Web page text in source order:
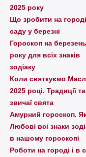
2025 року
Що зробити на
саду у березні
Гороскоп на
року для всіх знаків
зодіаку
Коли святкуємо
2025 році. Традиції та
звичаї свята
Амурний гороскоп.
Любові всі знаки
в нашому гороскопі
Pоботи на городі і в